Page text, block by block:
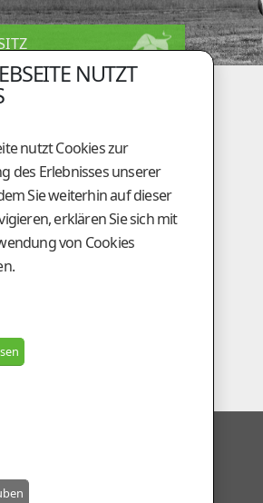
NUTZT
nutzt Cookies zur
des Erlebnisses unserer
Sie weiterhin auf dieser
erklären Sie sich mit
von Cookies
1
Bergland
/ 259 - 49000
6
/ 5924
RINDERBESAMUNG GMBH
Datenschutz